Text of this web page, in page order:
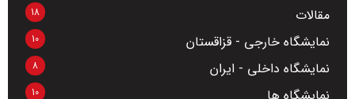
مقالات 18
نمایشگاه خارجی - قزاقستان 10
نمایشگاه داخلی - ایران 8
10